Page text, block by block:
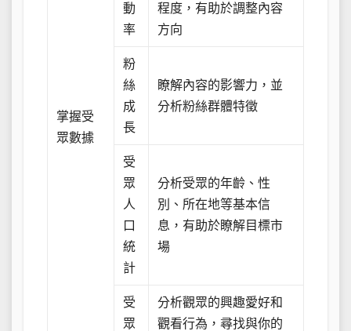
掌握受
眾數據
動
率
程度，有助於調整內容
方向
粉
絲
成
長
瞭解內容的影響力，並
分析粉絲群體特徵
受
眾
人
口
統
計
分析受眾的年齡、性
別、所在地等基本信
息，有助於瞭解目標市
場
受
眾
分析觀眾的興趣愛好和
觀看行為，尋找與你的